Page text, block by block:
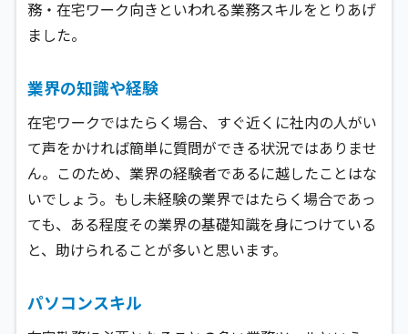
務・在宅ワーク向きといわれる業務スキルをとりあげ
ました。
業界の知識や経験
在宅ワークではたらく場合、すぐ近くに社内の人がい
て声をかければ簡単に質問ができる状況ではありませ
ん。このため、業界の経験者であるに越したことはな
いでしょう。もし未経験の業界ではたらく場合であっ
ても、ある程度その業界の基礎知識を身につけている
と、助けられることが多いと思います。
パソコンスキル